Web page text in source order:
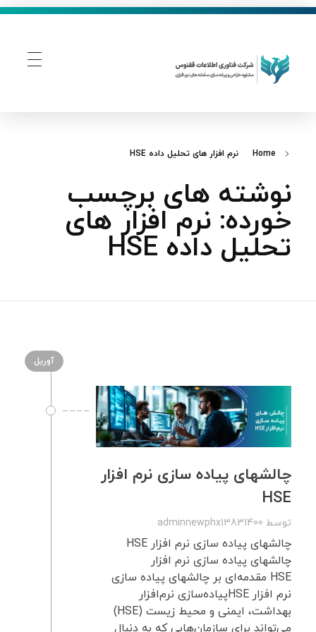
Home نرم‌ افزار های تحلیل داده HSE
نوشته های برچسب
خورده: نرم‌ افزار های
تحلیل داده HSE
آوریل
چالشهای پیاده سازی نرم افزار
HSE
توسط adminnewphx13831400
چالشهای پیاده سازی نرم افزار HSE
چالشهای پیاده سازی نرم افزار
HSE مقدمه‌ای بر چالشهای پیاده سازی
نرم افزار HSEپیاده‌سازی نرم‌افزار
بهداشت، ایمنی و محیط زیست (HSE)
می‌تواند برای سازمان‌هایی که به دنبال